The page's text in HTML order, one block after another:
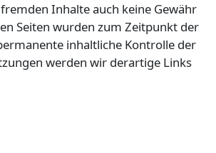
Inhalte auch keine Gewähr
Seiten wurden zum Zeitpunkt der
inhaltliche Kontrolle der
werden wir derartige Links